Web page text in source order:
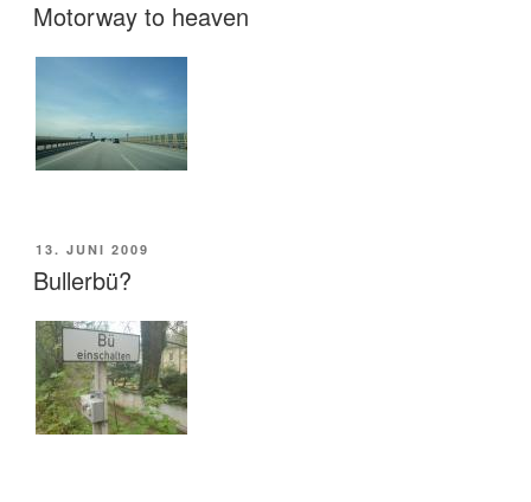
AM
Motorway to heaven
VERÖFFENTLICHT
AM
13. JUNI 2009
Bullerbü?